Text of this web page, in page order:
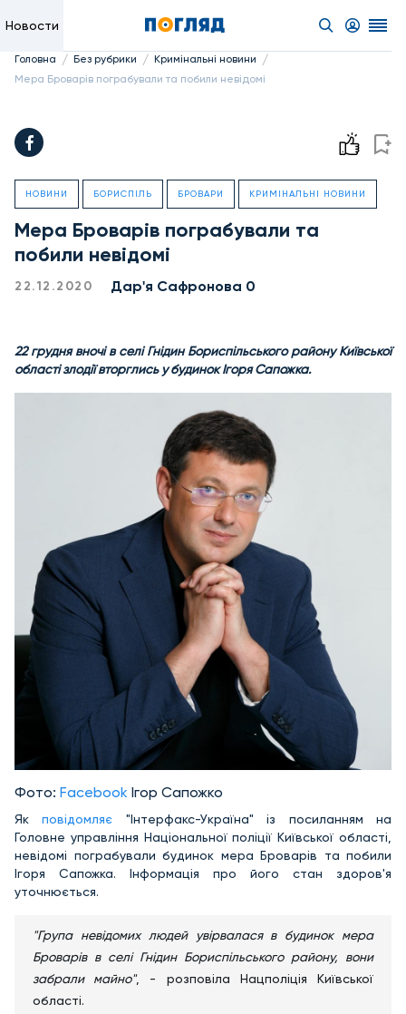
Новости
Головна / Без рубрики / Кримінальні новини /
Мера Броварів пограбували та побили невідомі
НОВИНИ БОРИСПІЛЬ БРОВАРИ КРИМІНАЛЬНІ НОВИНИ
Мера Броварів пограбували та
побили невідомі
22.12.2020 Дар'я Сафронова 0
22 грудня вночі в селі Гнідин Бориспільського району Київської
області злодії вторглись у будинок Ігоря Сапожка.
Фото: Facebook Ігор Сапожко
Якповідомляє "Інтерфакс-Україна" із посиланням на
Головне управління Національної поліції Київської області,
невідомі пограбували будинок мера Броварів та побили
Ігоря Сапожка. Інформація про його стан здоров'я
уточнюється.
"Група невідомих людей увірвалася в будинок мера
Броварів в селі Гнідин Бориспільського району, вони
забрали майно", - розповіла Нацполіція Київської
області.